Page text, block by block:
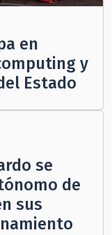
en
y
Estado
se
de
sus